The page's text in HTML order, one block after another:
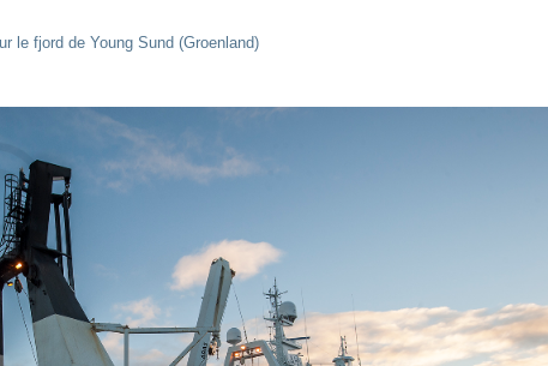
le fjord de Young Sund (Groenland)